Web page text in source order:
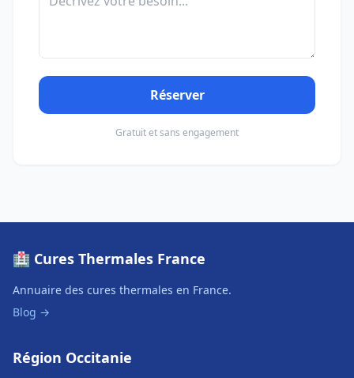
Réserver
Gratuit et sans engagement
🏥 Cures Thermales France
Annuaire des cures thermales en France.
Blog →
Région Occitanie